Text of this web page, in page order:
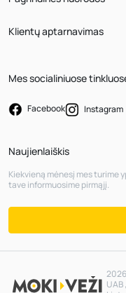
Klientų aptarnavimas
Mes socialiniuose
Facebook Instagram
Naujienlaiškis
Kiekvieną mėnesį mes turime
tave informuosime pirmąjį.
UAB